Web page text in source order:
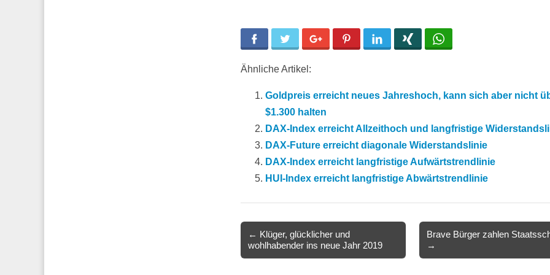
Facebook Twitter Google+ Pinterest LinkedIn
Ähnliche Artikel:
Goldpreis erreicht neues Jahreshoch, kann sich aber nicht
$1.300 halten
DAX-Index erreicht Allzeithoch und langfristige
DAX-Future erreicht diagonale Widerstandslinie
DAX-Index erreicht langfristige Aufwärtstrendlinie
HUI-Index erreicht langfristige Abwärtstrendlinie
navigation
← Klüger, glücklicher und
wohlhabender ins neue Jahr 2019
Brave Bürger zahlen
→